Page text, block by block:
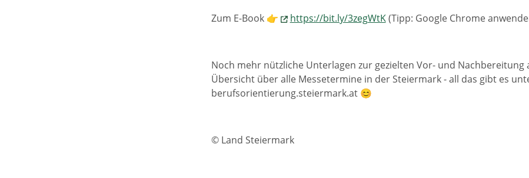
Zum E-Book 👉 https://bit.ly/3zegWtK(Tipp: Google Chrome
Noch mehr nützliche Unterlagen zur gezielten Vor- und Nachbereitung
Übersicht über alle Messetermine in der Steiermark - all das gibt es
berufsorientierung.steiermark.at 😊
© Land Steiermark